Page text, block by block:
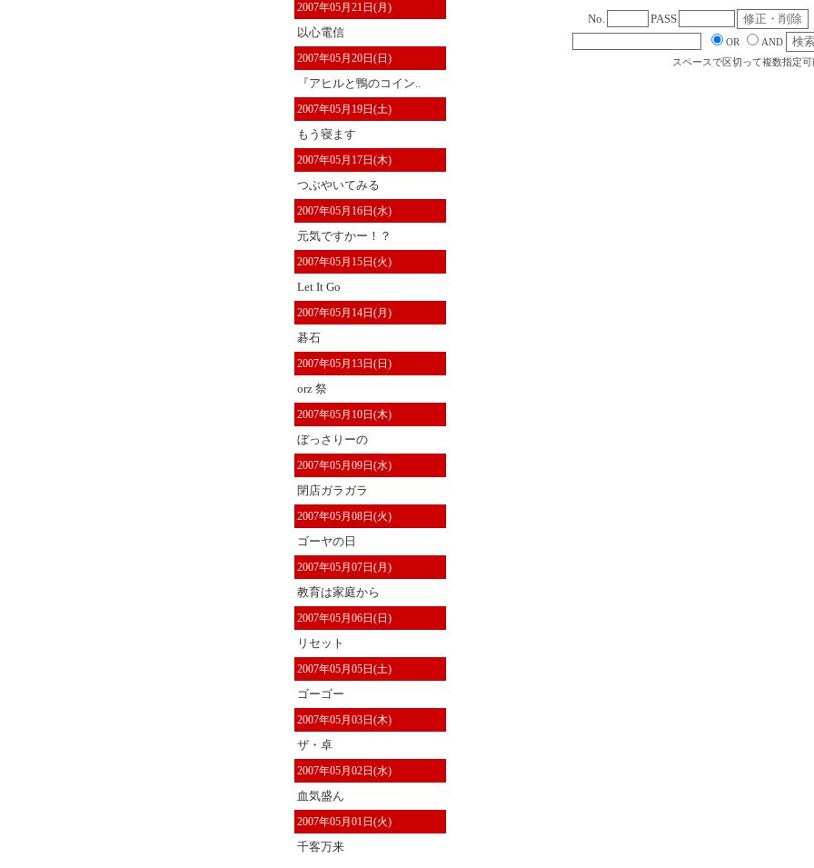
2007年05月21日(月)
以心電信
2007年05月20日(日)
『アヒルと鴨のコイン..
2007年05月19日(土)
もう寝ます
2007年05月17日(木)
つぶやいてみる
2007年05月16日(水)
元気ですかー！？
2007年05月15日(火)
Let It Go
2007年05月14日(月)
碁石
2007年05月13日(日)
orz 祭
2007年05月10日(木)
ぼっさりーの
2007年05月09日(水)
閉店ガラガラ
2007年05月08日(火)
ゴーヤの日
2007年05月07日(月)
教育は家庭から
2007年05月06日(日)
リセット
2007年05月05日(土)
ゴーゴー
2007年05月03日(木)
ザ・卓
2007年05月02日(水)
血気盛ん
2007年05月01日(火)
千客万来
No. PASS
OR
AND
スペースで区切って複数指定可